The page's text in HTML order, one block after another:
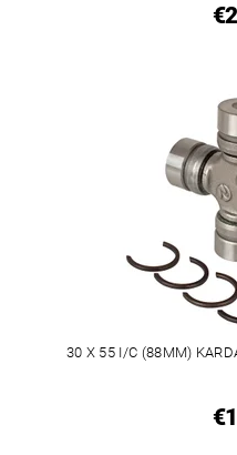
30 X 55 I/C (88MM)